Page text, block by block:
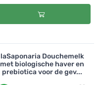
laSaponaria Douchemelk
met biologische haver en
prebiotica voor de gev...